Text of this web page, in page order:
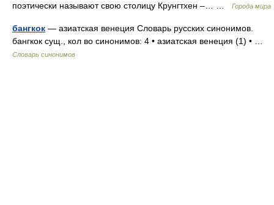
поэтически называют свою столицу Крунгтхен –… …
Города мира
бангкок — азиатская венеция Словарь русских синонимов.
бангкок сущ., кол во синонимов: 4 • азиатская венеция (1) • …
Словарь синонимов